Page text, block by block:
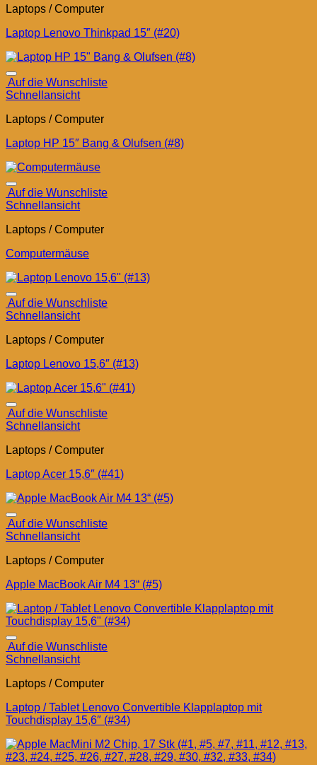
Laptops / Computer
Laptop Lenovo Thinkpad 15″ (#20)
Auf die Wunschliste
Schnellansicht
Laptops / Computer
Laptop HP 15″ Bang & Olufsen (#8)
Auf die Wunschliste
Schnellansicht
Laptops / Computer
Computermäuse
Auf die Wunschliste
Schnellansicht
Laptops / Computer
Laptop Lenovo 15,6″ (#13)
Auf die Wunschliste
Schnellansicht
Laptops / Computer
Laptop Acer 15,6″ (#41)
Auf die Wunschliste
Schnellansicht
Laptops / Computer
Apple MacBook Air M4 13“ (#5)
Auf die Wunschliste
Schnellansicht
Laptops / Computer
Laptop / Tablet Lenovo Convertible Klapplaptop mit
Touchdisplay 15,6″ (#34)